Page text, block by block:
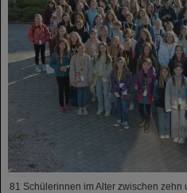
81 Schülerinnen im Alter zwischen zehn